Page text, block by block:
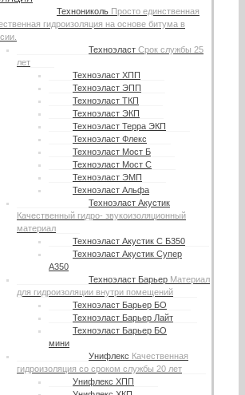
Технониколь Просто единственная
гидроизоляция на основе битума в
Техноэласт Срок службы 25
лет
Техноэласт ХПП
Техноэласт ЭПП
Техноэласт ТКП
Техноэласт ЭКП
Техноэласт Терра ЭКП
Техноэласт Флекс
Техноэласт Мост Б
Техноэласт Мост С
Техноэласт ЭМП
Техноэласт Альфа
Техноэласт Акустик
Качественный гидро- звукоизоляционный
материал
Техноэласт Акустик С Б350
Техноэласт Акустик Супер
А350
Техноэласт Барьер Материал
для гидроизоляции внутри помещений
Техноэласт Барьер БО
Техноэласт Барьер Лайт
Техноэласт Барьер БО
мини
Унифлекс Качественная
гидроизоляция со сроком службы 20 лет
Унифлекс ХПП